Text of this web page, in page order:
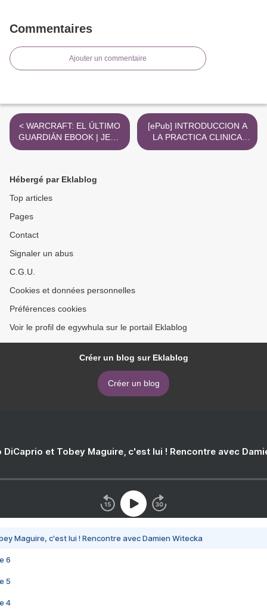
Commentaires
Ajouter un commentaire
< WARCRAFT: EL ÚLTIMO
GUARDIÁN EBOOK | JEFF
GRUBB | Descargar libro
[ePub] INTRODUCCION A
LA PRACTICA CLINICA
descargar gratis >
Hébergé par Eklablog
Top articles
Pages
Contact
Signaler un abus
C.G.U.
Cookies et données personnelles
Préférences cookies
Voir le profil de egywhula sur le portail Eklablog
Créer un blog sur Eklablog
Créer un blog
DiCaprio et Tobey Maguire, c'est lui ! Rencontre avec
Maguire, c'est lui ! Rencontre avec Damien Witecka
6
5
4